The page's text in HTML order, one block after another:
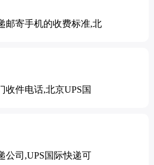
邮寄手机的收费标准,北
收件电话,北京UPS国
公司,UPS国际快递可